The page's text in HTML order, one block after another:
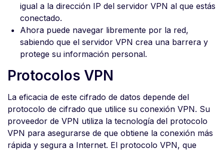
igual a la dirección IP del servidor VPN al que estás
conectado.
Ahora puede navegar libremente por la red,
sabiendo que el servidor VPN crea una barrera y
protege su información personal.
Protocolos VPN
La eficacia de este cifrado de datos depende del
protocolo de cifrado que utilice su conexión VPN. Su
proveedor de VPN utiliza la tecnología del protocolo
VPN para asegurarse de que obtiene la conexión más
rápida y segura a Internet. El protocolo VPN, que